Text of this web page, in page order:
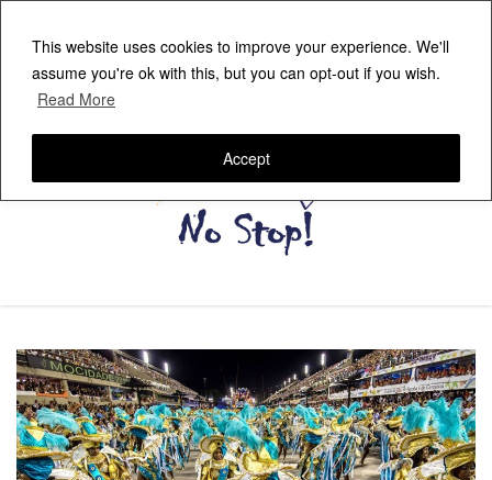
This website uses cookies to improve your experience. We'll
assume you're ok with this, but you can opt-out if you wish.
Read More
Accept